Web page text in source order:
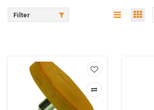
Filter